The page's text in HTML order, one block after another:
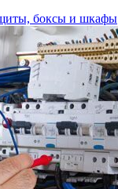
боксы и шкафы